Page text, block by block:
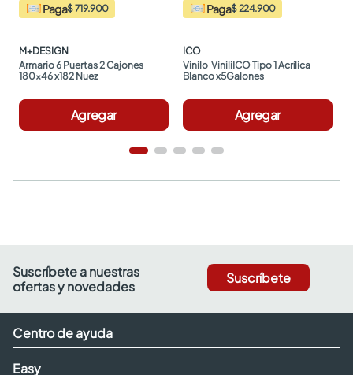
Paga$ 719.900
M+DESIGN
Armario 6 Puertas 2 Cajones
180x46 x182 Nuez
Agregar
Paga$ 224.900
ICO
Vinilo  ViniliICO Tipo 1 Acrílica
Blanco x5Galones
Agregar
Suscríbete a nuestras
ofertas y novedades
Suscríbete
Centro de ayuda
Easy